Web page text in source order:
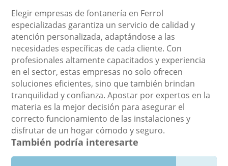
Elegir empresas de fontanería en Ferrol
especializadas garantiza un servicio de calidad y
atención personalizada, adaptándose a las
necesidades específicas de cada cliente. Con
profesionales altamente capacitados y experiencia
en el sector, estas empresas no solo ofrecen
soluciones eficientes, sino que también brindan
tranquilidad y confianza. Apostar por expertos en la
materia es la mejor decisión para asegurar el
correcto funcionamiento de las instalaciones y
disfrutar de un hogar cómodo y seguro.
También podría interesarte